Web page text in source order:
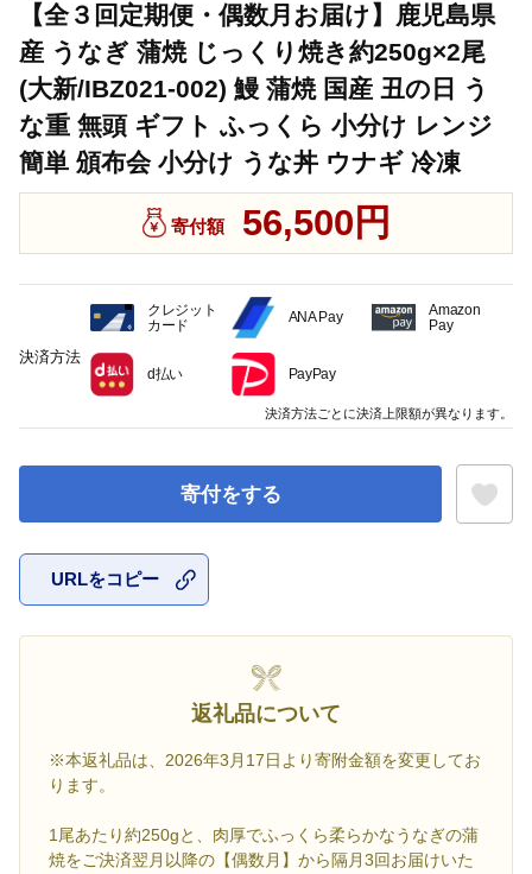
【全３回定期便・偶数月お届け】鹿児島県
産 うなぎ 蒲焼 じっくり焼き約250g×2尾
(大新/IBZ021-002) 鰻 蒲焼 国産 丑の日 う
な重 無頭 ギフト ふっくら 小分け レンジ
簡単 頒布会 小分け うな丼 ウナギ 冷凍
寄付額 56,500円
寄付をする
URLをコピー
返礼品について
※本返礼品は、2026年3月17日より寄附金額を変更してお
ります。
1尾あたり約250gと、肉厚でふっくら柔らかなうなぎの蒲
焼をご決済翌月以降の【偶数月】から隔月3回お届けいた
決済方法
クレジット
カード
ANA Pay
Amazon
Pay
d払い PayPay
決済方法ごとに決済上限額が異なります。